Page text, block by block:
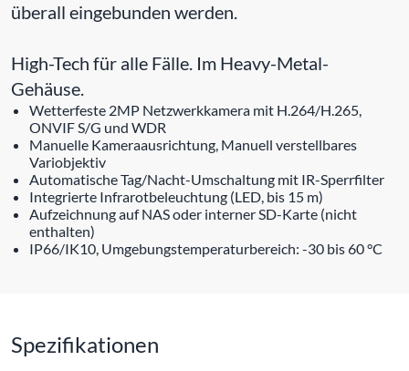
überall eingebunden werden.
High-Tech für alle Fälle. Im Heavy-Metal-
Gehäuse.
Wetterfeste 2MP Netzwerkkamera mit H.264/H.265,
ONVIF S/G und WDR
Manuelle Kameraausrichtung, Manuell verstellbares
Variobjektiv
Automatische Tag/Nacht-Umschaltung mit IR-Sperrfilter
Integrierte Infrarotbeleuchtung (LED, bis 15 m)
Aufzeichnung auf NAS oder interner SD-Karte (nicht
enthalten)
IP66/IK10, Umgebungstemperaturbereich: -30 bis 60 °C
Spezifikationen